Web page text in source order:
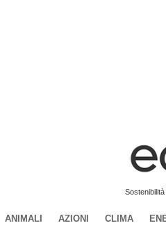
ANIMALI AZIONI CLIMA